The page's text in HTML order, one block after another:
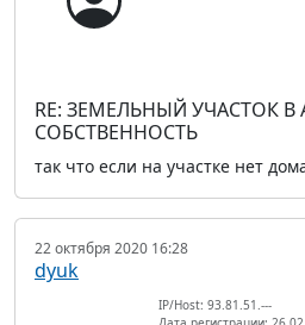
RE: ЗЕМЕЛЬНЫЙ УЧАСТОК В
СОБСТВЕННОСТЬ
так что если на участке нет
22 октября 2020 16:28
dyuk
IP/Host: 93.81.51.---